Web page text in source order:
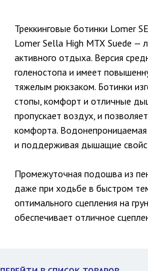
Треккинговые ботинки Lomer
Lomer Sella High MTX Suede —
активного отдыха. Версия
голеностопа и имеет
тяжелым рюкзаком. Ботинки
стопы, комфорт и отличные
пропускает воздух, и
комфорта.
и поддерживая дышащие
Промежуточная подошва из
даже при ходьбе в быстром
оптимального сцепления на
обеспечивает отличное